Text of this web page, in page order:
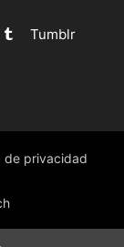
Tumblr
de privacidad